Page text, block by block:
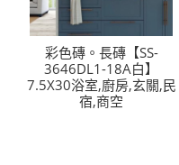
彩色磚。長磚【SS-
3646DL1-18A白】
7.5X30浴室,廚房,玄關,民
宿,商空